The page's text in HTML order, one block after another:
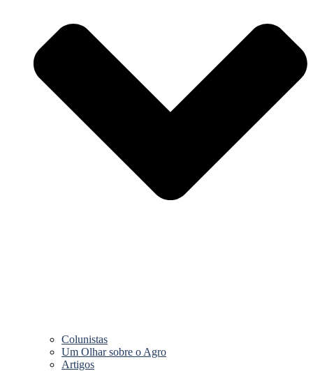
Colunistas
Um Olhar sobre o Agro
Artigos